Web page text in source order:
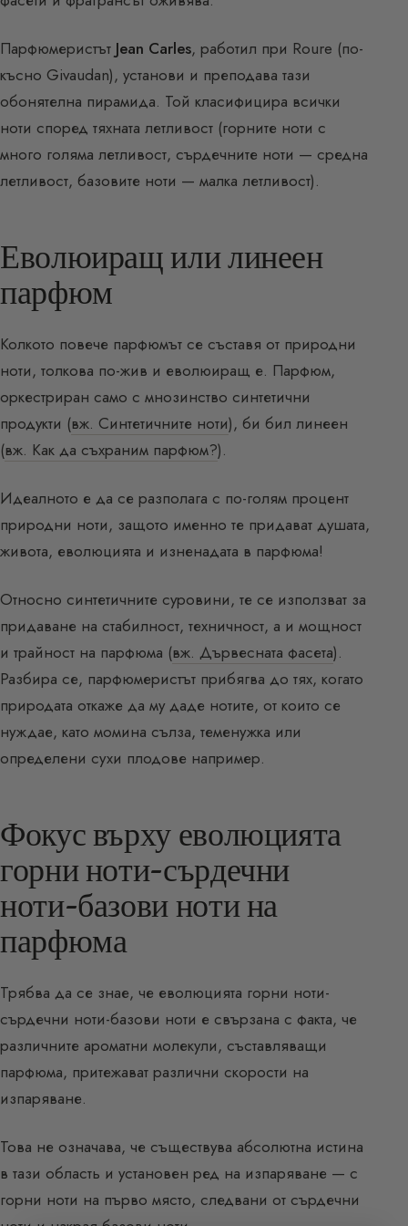
Парфюмеристът Jean Carles, работил при Roure (по-
късно Givaudan), установи и преподава тази
обонятелна пирамида. Той класифицира всички
ноти според тяхната летливост (горните ноти с
много голяма летливост, сърдечните ноти — средна
летливост, базовите ноти — малка летливост).
Еволюиращ или линеен
парфюм
Колкото повече парфюмът се съставя от природни
ноти, толкова по-жив и еволюиращ е. Парфюм,
оркестриран само с мнозинство синтетични
продукти (вж. Синтетичните ноти), би бил линеен
(вж. Как да съхраним парфюм?).
Идеалното е да се разполага с по-голям процент
природни ноти, защото именно те придават душата,
живота, еволюцията и изненадата в парфюма!
Относно синтетичните суровини, те се използват за
придаване на стабилност, техничност, а и мощност
и трайност на парфюма (вж. Дървесната фасета).
Разбира се, парфюмеристът прибягва до тях, когато
природата откаже да му даде нотите, от които се
нуждае, като момина сълза, теменужка или
определени сухи плодове например.
Фокус върху еволюцията
горни ноти-сърдечни
ноти-базови ноти на
парфюма
Трябва да се знае, че еволюцията горни ноти-
сърдечни ноти-базови ноти е свързана с факта, че
различните ароматни молекули, съставляващи
парфюма, притежават различни скорости на
изпаряване.
Това не означава, че съществува абсолютна истина
в тази область и установен ред на изпаряване — с
горни ноти на първо място, следвани от сърдечни